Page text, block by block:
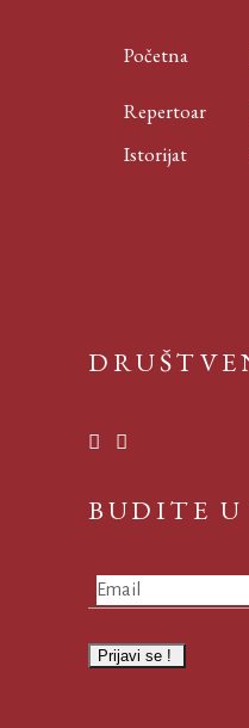
Početna
Repertoar
Istorijat
BUDITE